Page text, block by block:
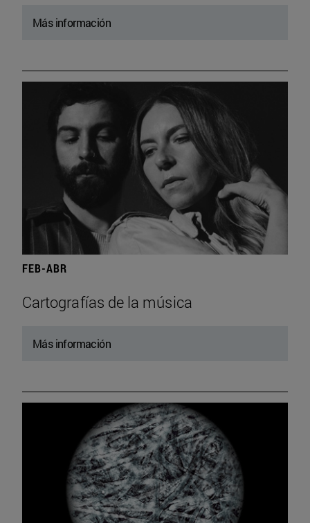
Más información
FEB-ABR
Cartografías de la música
Más información